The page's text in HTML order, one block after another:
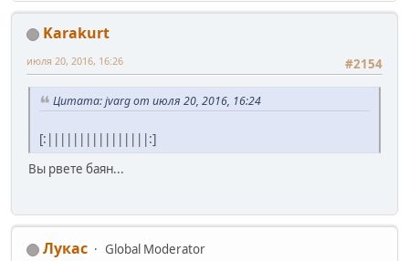
Karakurt
#2154
июля 20, 2016, 16:26
Цитата: jvarg от июля 20, 2016, 16:24
[:||||||||||||||||:]
Вы рвете баян...
Лукас
Global Moderator